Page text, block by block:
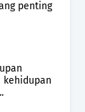
penting
kehidupan